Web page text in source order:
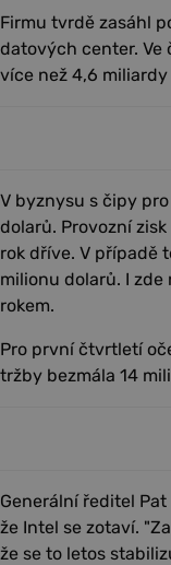
Firmu tvrdě zasáhl
datových center.
více než 4,6
V byznysu s čipy
dolarů. Provozní
rok dříve. V případě
milionu dolarů. I zde
rokem.
Pro první čtvrtletí
tržby bezmála 14
Generální ředitel
že Intel se zotaví.
že se to letos